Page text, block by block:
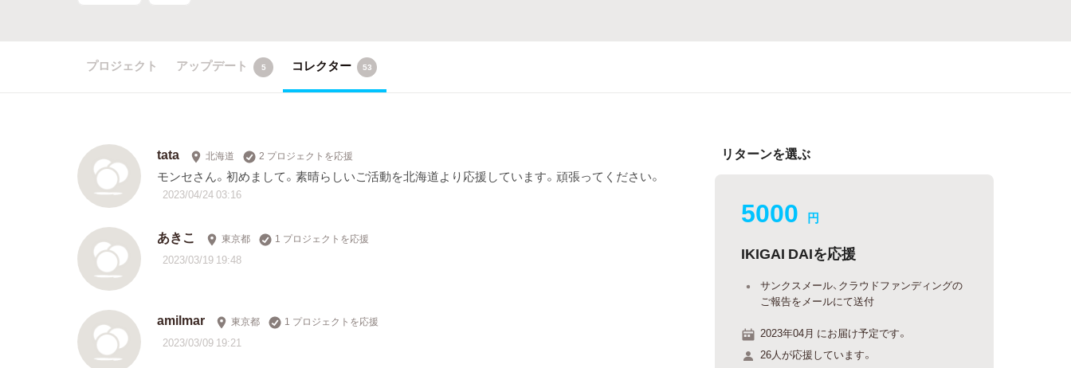
プロジェクト アップデート 5 コレクター 53
tata 北海道 2 プロジェクトを応援
モンセさん。初めまして。素晴らしいご活動を北海道より応援しています。頑張ってください。
2023/04/24 03:16
あきこ 東京都 1 プロジェクトを応援
2023/03/19 19:48
amilmar 東京都 1 プロジェクトを応援
2023/03/09 19:21
リターンを選ぶ
5000 円
IKIGAI DAIを応援
サンクスメール、クラウドファンディングの
ご報告をメールにて送付
2023年04月 にお届け予定です。
26人が応援しています。